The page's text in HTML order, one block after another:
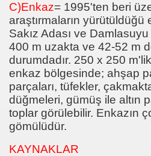
C)Enkaz= 1995'ten beri
araştırmaların yürütüldüğü
Sakız Adası ve Damlasuyu
400 m uzakta ve 42-52 m
durumdadır. 250 x 250
enkaz bölgesinde; ahşap
parçaları, tüfekler,
düğmeleri, gümüş ile altın
toplar görülebilir. Enkazın
gömülüdür.
KAYNAKLAR